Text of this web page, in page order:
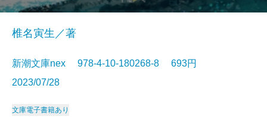
椎名寅生／著
新潮文庫nex 978-4-10-180268-8 693円
2023/07/28
文庫電子書籍あり